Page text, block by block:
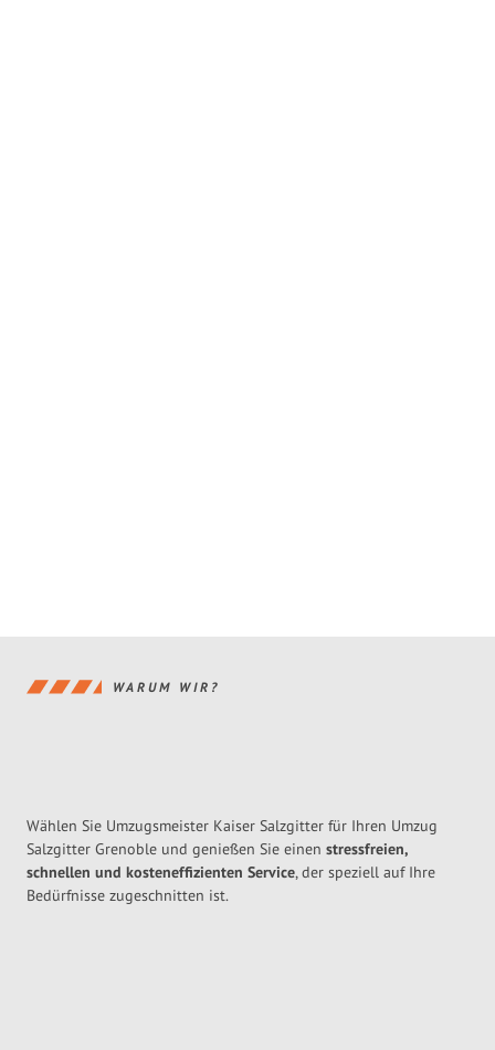
WARUM WIR?
Wählen Sie Umzugsmeister Kaiser Salzgitter für Ihren Umzug
Salzgitter Grenoble und genießen Sie einen stressfreien,
schnellen und kosteneffizienten Service, der speziell auf Ihre
Bedürfnisse zugeschnitten ist.